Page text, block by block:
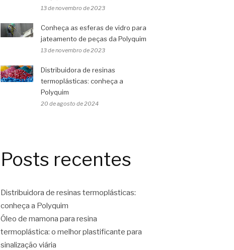
13 de novembro de 2023
Conheça as esferas de vidro para
jateamento de peças da Polyquim
13 de novembro de 2023
Distribuidora de resinas
termoplásticas: conheça a
Polyquim
20 de agosto de 2024
Posts recentes
Distribuidora de resinas termoplásticas:
conheça a Polyquim
Óleo de mamona para resina
termoplástica: o melhor plastificante para
sinalização viária